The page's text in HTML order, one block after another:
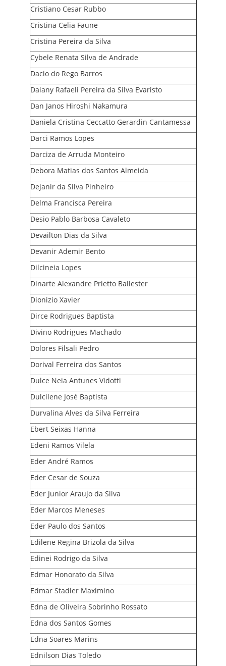
Cristiano Cesar Rubbo
Cristina Celia Faune
Cristina Pereira da Silva
Cybele Renata Silva de Andrade
Dacio do Rego Barros
Daiany Rafaeli Pereira da Silva Evaristo
Dan Janos Hiroshi Nakamura
Daniela Cristina Ceccatto Gerardin Cantamessa
Darci Ramos Lopes
Darciza de Arruda Monteiro
Debora Matias dos Santos Almeida
Dejanir da Silva Pinheiro
Delma Francisca Pereira
Desio Pablo Barbosa Cavaleto
Devailton Dias da Silva
Devanir Ademir Bento
Dilcineia Lopes
Dinarte Alexandre Prietto Ballester
Dionizio Xavier
Dirce Rodrigues Baptista
Divino Rodrigues Machado
Dolores Filsali Pedro
Dorival Ferreira dos Santos
Dulce Neia Antunes Vidotti
Dulcilene José Baptista
Durvalina Alves da Silva Ferreira
Ebert Seixas Hanna
Edeni Ramos Vilela
Eder André Ramos
Eder Cesar de Souza
Eder Junior Araujo da Silva
Eder Marcos Meneses
Eder Paulo dos Santos
Edilene Regina Brizola da Silva
Edinei Rodrigo da Silva
Edmar Honorato da Silva
Edmar Stadler Maximino
Edna de Oliveira Sobrinho Rossato
Edna dos Santos Gomes
Edna Soares Marins
Ednilson Dias Toledo